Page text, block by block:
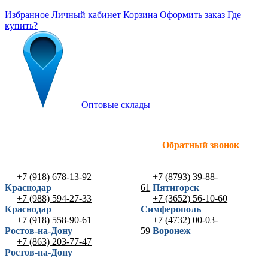
Избранное Личный кабинет Корзина Оформить заказ Где
купить?
Оптовые склады
Обратный звонок
+7 (918) 678-13-92
Краснодар
+7 (988) 594-27-33
Краснодар
+7 (918) 558-90-61
Ростов-на-Дону
+7 (863) 203-77-47
Ростов-на-Дону
+7 (8793) 39-88-
61 Пятигорск
+7 (3652) 56-10-60
Симферополь
+7 (4732) 00-03-
59 Воронеж